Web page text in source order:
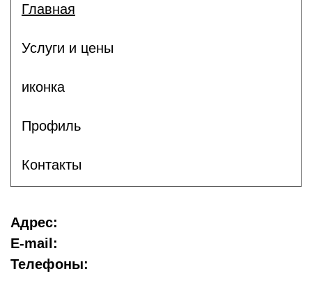
Главная
Услуги и цены
иконка
Профиль
Контакты
Адрес:
E-mail:
Телефоны: